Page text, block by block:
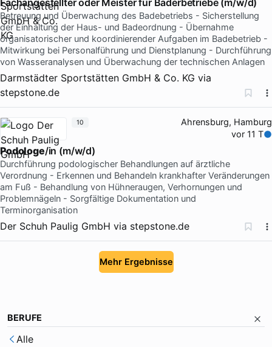
Betreuung und Überwachung des Badebetriebs - Sicherstellung
der Einhaltung der Haus- und Badeordnung - Übernahme
organisatorischer und koordinierender Aufgaben im Badebetrieb -
Mitwirkung bei Personalführung und Dienstplanung - Durchführung
von Wasseranalysen und Überwachung der technischen Anlagen
Darmstädter Sportstätten GmbH & Co. KG via
stepstone.de
Ahrensburg, Hamburg
vor 11 T
Podologe/in (m/w/d)
Durchführung podologischer Behandlungen auf ärztliche
Verordnung - Erkennen und Behandeln krankhafter Veränderungen
am Fuß - Behandlung von Hühneraugen, Verhornungen und
Problemnägeln - Sorgfältige Dokumentation und
Terminorganisation
Der Schuh Paulig GmbH via stepstone.de
10
Mehr Ergebnisse
BERUFE
Alle